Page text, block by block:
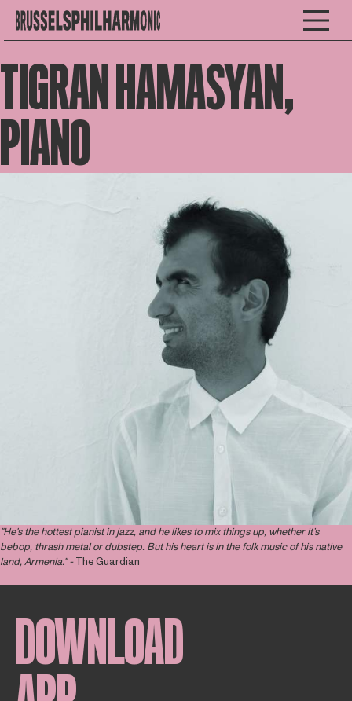
TIGRAN HAMASYAN,
PIANO
"He's the hottest pianist in jazz, and he likes to mix things up, whether it’s
bebop, thrash metal or dubstep. But his heart is in the folk music of his native
land, Armenia." -The Guardian
DOWNLOAD